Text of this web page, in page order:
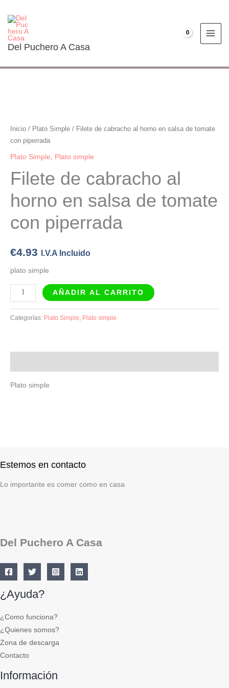
contenido
Del Puchero A Casa
Inicio / Plato Simple / Filete de cabracho al horno en salsa de tomate
con piperrada
Plato Simple, Plato simple
Filete de cabracho al
horno en salsa de tomate
con piperrada
€4.93 I.V.A Incluido
plato simple
cabracho
al
horno
salsa
de
tomate
con
piperrada
AÑADIR AL CARRITO
Categorías: Plato Simple, Plato simple
Plato simple
Estemos en contacto
Lo importante es comer como en casa
Del Puchero A Casa
¿Ayuda?
¿Como funciona?
¿Quienes somos?
Zona de descarga
Contacto
Información